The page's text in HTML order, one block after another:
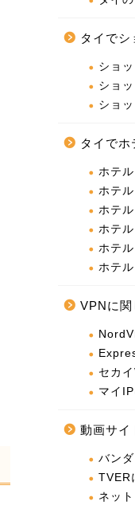
タイでシ
ショ
ショ
ショ
タイでホ
ホテ
ホテ
ホテ
ホテ
ホテ
ホテ
VPNに関
セカ
マイ
動画サイ
バン
TVER
ネッ